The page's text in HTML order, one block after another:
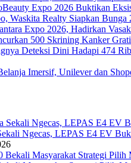
Expo 2026 Buktikan
Expo 2026, Hadirkan
Deteksi Dini Hadapi 474
Imersif, Unilever dan
Ngecas, LEPAS E4 EV